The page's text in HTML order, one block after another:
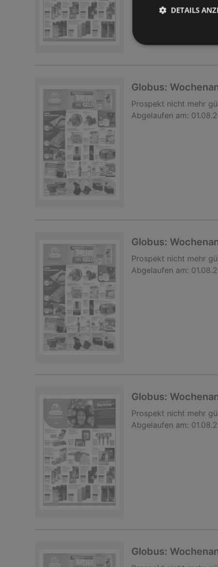
Globus:
Prospekt nicht mehr
Abgelaufen am:
Globus:
Prospekt nicht mehr
Abgelaufen am:
Globus:
Prospekt nicht mehr
Abgelaufen am:
Globus:
DETAILS